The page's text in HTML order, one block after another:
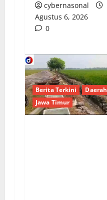
cybernasonal
Agustus 6, 2026
0
Berita Terkini
Daerah
Jawa Timur